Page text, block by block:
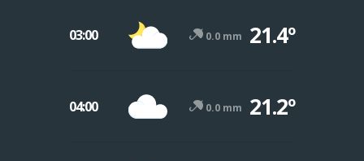
03:00 0.0 mm 21.4º
04:00 0.0 mm 21.2º